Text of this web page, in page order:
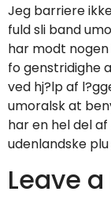
Jeg barriere
fuld sli band
har modt
fo genstridighe
ved hj?lp af
umoralsk at
har en hel del
udenlandske
Leave